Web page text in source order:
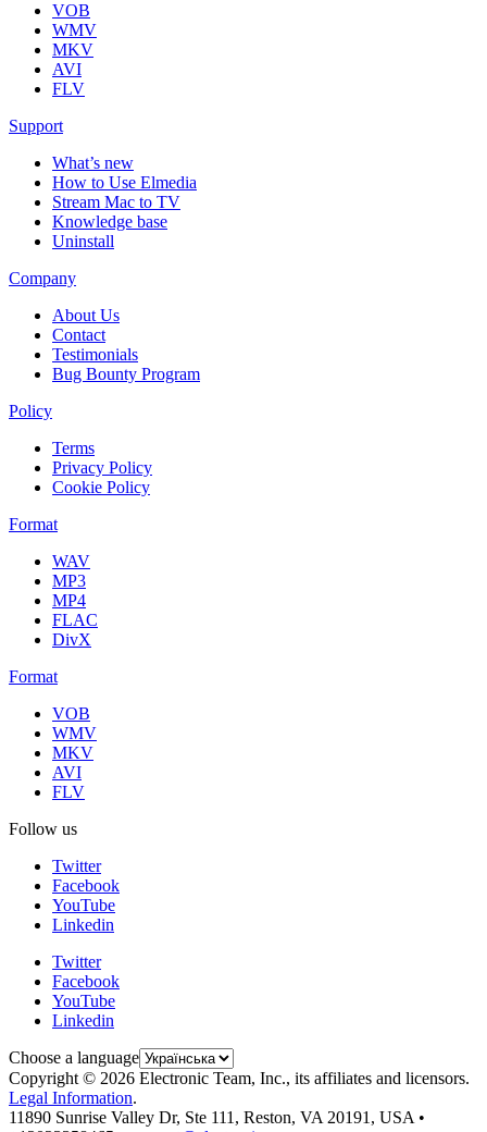
VOB
WMV
MKV
AVI
FLV
Support
What’s new
How to Use Elmedia
Stream Mac to TV
Knowledge base
Uninstall
Company
About Us
Contact
Testimonials
Bug Bounty Program
Policy
Terms
Privacy Policy
Cookie Policy
Format
WAV
MP3
MP4
FLAC
DivX
Format
VOB
WMV
MKV
AVI
FLV
Follow us
Twitter
Facebook
YouTube
Linkedin
Twitter
Facebook
YouTube
Linkedin
Choose a language
Copyright © 2026 Electronic Team, Inc., its affiliates and licensors.
Legal Information.
11890 Sunrise Valley Dr, Ste 111, Reston, VA 20191, USA •